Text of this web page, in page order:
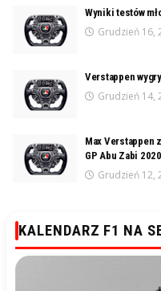
Wyniki testów
Grudzień 16,
Verstappen
Grudzień 14,
Max Verstappen
GP Abu Zabi 2020
Grudzień 12,
KALENDARZ F1 NA